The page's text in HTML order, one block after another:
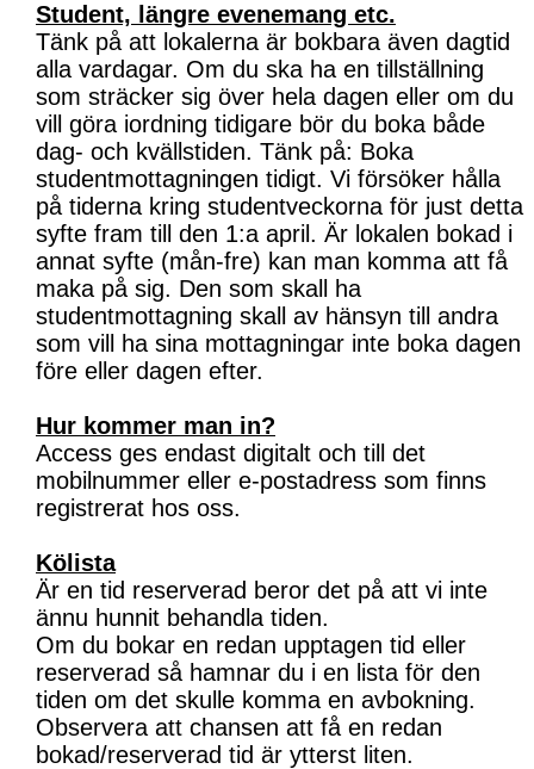
Student, längre evenemang etc.
Tänk på att lokalerna är bokbara även dagtid
alla vardagar. Om du ska ha en tillställning
som sträcker sig över hela dagen eller om du
vill göra iordning tidigare bör du boka både
dag- och kvällstiden. Tänk på: Boka
studentmottagningen tidigt. Vi försöker hålla
på tiderna kring studentveckorna för just detta
syfte fram till den 1:a april. Är lokalen bokad i
annat syfte (mån-fre) kan man komma att få
maka på sig. Den som skall ha
studentmottagning skall av hänsyn till andra
som vill ha sina mottagningar inte boka dagen
före eller dagen efter.
Hur kommer man in?
Access ges endast digitalt och till det
mobilnummer eller e-postadress som finns
registrerat hos oss.
Kölista
Är en tid reserverad beror det på att vi inte
ännu hunnit behandla tiden.
Om du bokar en redan upptagen tid eller
reserverad så hamnar du i en lista för den
tiden om det skulle komma en avbokning.
Observera att chansen att få en redan
bokad/reserverad tid är ytterst liten.